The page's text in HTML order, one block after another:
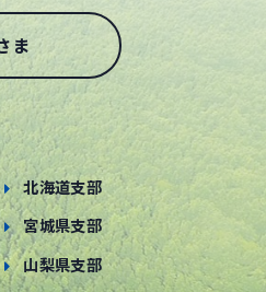
ま
北海道支部
宮城県支部
山梨県支部